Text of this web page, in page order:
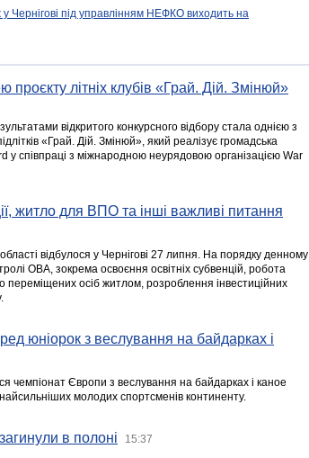
Чернігові під управлінням НЕФКО виходить на
проєкту літніх клубів «Грай. Дій. Змінюй»
відкритого конкурсного відбору стала однією з
«Грай. Дій. Змінюй», який реалізує громадська
у співпраці з міжнародною неурядовою організацією War
житло для ВПО та інші важливі питання
відбулося у Чернігові 27 липня. На порядку денному
ОВА, зокрема освоєння освітніх субвенцій, робота
переміщених осіб житлом, розроблення інвестиційних
юніорок з веслування на байдарках і
чемпіонат Європи з веслування на байдарках і каное
молодих спортсменів континенту.
в полоні 15:37